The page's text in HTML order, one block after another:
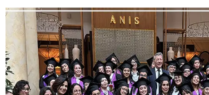
الفتاة القاصر: كواليس مثيرة لعملية تحرير
سوابق بالجديدة
يقود قاطرة التكوين بالجديدة ويستضيف
في دورة استثنائية